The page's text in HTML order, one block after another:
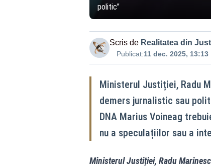
politic”
Scris de Realitatea din
Publicat:11 dec. 2025, 13:13
Ministerul Justiției, Radu
demers jurnalistic sau
DNA Marius Voineag
nu a speculațiilor sau a
Ministerul Justiției, Radu